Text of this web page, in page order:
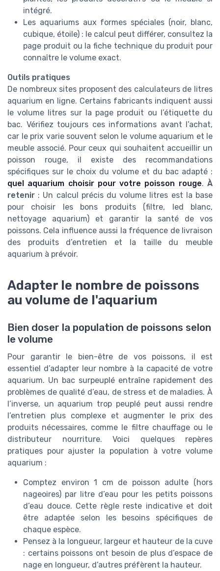
intégré.
Les aquariums aux formes spéciales (noir, blanc,
cubique, étoile) : le calcul peut différer, consultez la
page produit ou la fiche technique du produit pour
connaître le volume exact.
Outils pratiques
De nombreux sites proposent des calculateurs de litres
aquarium en ligne. Certains fabricants indiquent aussi
le volume litres sur la page produit ou l’étiquette du
bac. Vérifiez toujours ces informations avant l’achat,
car le prix varie souvent selon le volume aquarium et le
meuble associé. Pour ceux qui souhaitent accueillir un
poisson rouge, il existe des recommandations
spécifiques sur le choix du volume et du bac adapté :
quel aquarium choisir pour votre poisson rouge.À
retenir : Un calcul précis du volume litres est la base
pour choisir les bons produits (filtre, led blanc,
nettoyage aquarium) et garantir la santé de vos
poissons. Cela influence aussi la fréquence de livraison
des produits d’entretien et la taille du meuble
aquarium à prévoir.
Adapter le nombre de poissons
au volume de l'aquarium
Bien doser la population de poissons selon
le volume
Pour garantir le bien-être de vos poissons, il est
essentiel d’adapter leur nombre à la capacité de votre
aquarium. Un bac surpeuplé entraîne rapidement des
problèmes de qualité d’eau, de stress et de maladies. À
l’inverse, un aquarium trop peuplé peut aussi rendre
l’entretien plus complexe et augmenter le prix des
produits nécessaires, comme le filtre chauffage ou le
distributeur nourriture. Voici quelques repères
pratiques pour ajuster la population à votre volume
aquarium :
Comptez environ 1 cm de poisson adulte (hors
nageoires) par litre d’eau pour les petits poissons
d’eau douce. Cette règle reste indicative et doit
être adaptée selon les besoins spécifiques de
chaque espèce.
Pensez à la longueur, largeur et hauteur de la cuve
: certains poissons ont besoin de plus d’espace de
nage en longueur, d’autres préfèrent la hauteur.